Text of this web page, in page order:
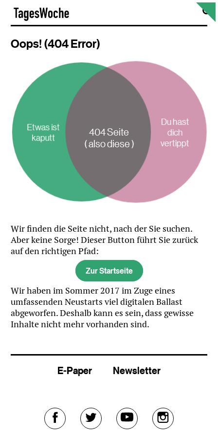
Skip
content
Oops! (404 Error)
Etwas ist
kaputt
404 Seite
( also diese )
Du hast
dich
vertippt
Wir finden die Seite nicht, nach der Sie suchen.
Aber keine Sorge! Dieser Button führt Sie zurück
auf den richtigen Pfad:
Zur Startseite
Wir haben im Sommer 2017 im Zuge eines
umfassenden Neustarts viel digitalen Ballast
abgeworfen. Deshalb kann es sein, dass gewisse
Inhalte nicht mehr vorhanden sind.
E-Paper Newsletter
Externer Externer Externer Externer